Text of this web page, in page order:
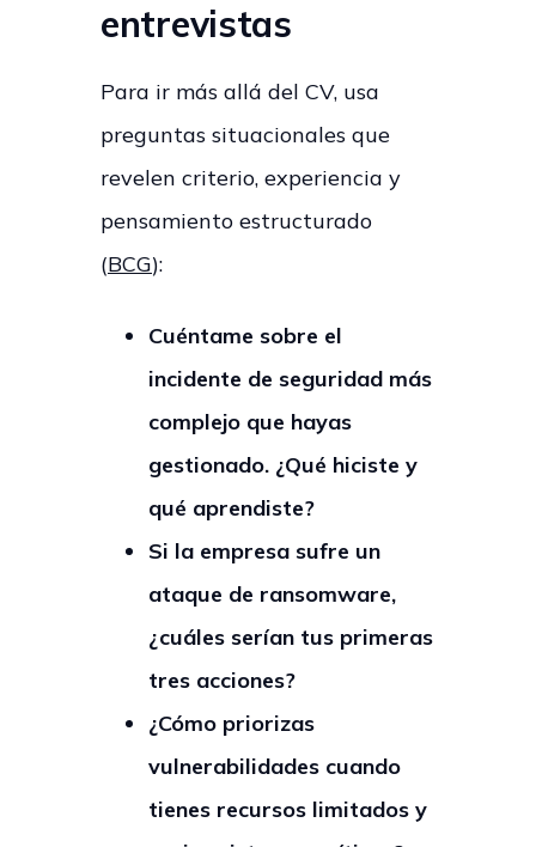
entrevistas
Para ir más allá del CV, usa
preguntas situacionales que
revelen criterio, experiencia y
pensamiento estructurado
(BCG):
Cuéntame sobre el
incidente de seguridad más
complejo que hayas
gestionado. ¿Qué hiciste y
qué aprendiste?
Si la empresa sufre un
ataque de ransomware,
¿cuáles serían tus primeras
tres acciones?
¿Cómo priorizas
vulnerabilidades cuando
tienes recursos limitados y